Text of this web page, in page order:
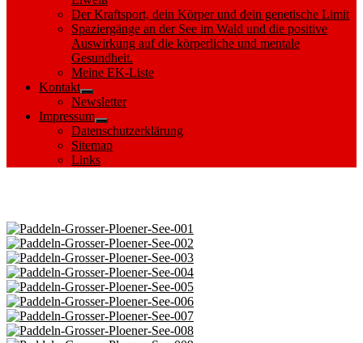
Der Kraftsport, dein Körper und dein genetische Limit
Spaziergänge an der See im Wald und die positive
Auswirkung auf die körperliche und mentale
Gesundheit.
Meine EK-Liste
Kontakt
Show
sub
menu
Newsletter
Impressum
Show
sub
menu
Datenschutzerklärung
Sitemap
Links